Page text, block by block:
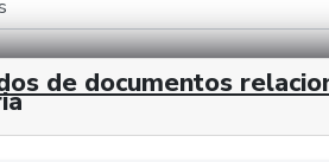
de documentos